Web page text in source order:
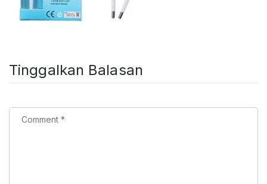
Tinggalkan Balasan